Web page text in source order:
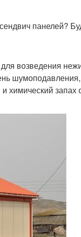
панелей?
возведения
шумоподавления,
химический запах